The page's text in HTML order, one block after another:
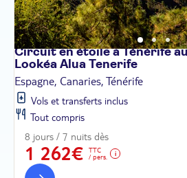
Circuit en étoile à Ténérife
Lookéa Alua
Tenerife
Espagne, Canaries, Ténérife
Vols et transferts inclus
Tout compris
8 jours / 7 nuits dès
1 262€
TTC
/ pers.